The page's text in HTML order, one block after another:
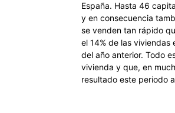
España. Hasta 46
y en consecuencia
se venden tan rápido
el 14% de las viviendas
del año anterior. Todo
vivienda y que, en
resultado este periodo